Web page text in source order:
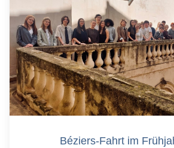
Béziers-Fahrt im